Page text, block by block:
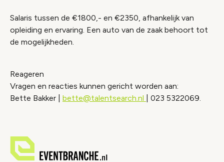
Salaris tussen de €1800,- en €2350, afhankelijk van
opleiding en ervaring. Een auto van de zaak behoort tot
de mogelijkheden.
Reageren
Vragen en reacties kunnen gericht worden aan:
Bette Bakker | bette@talentsearch.nl | 023 5322069.